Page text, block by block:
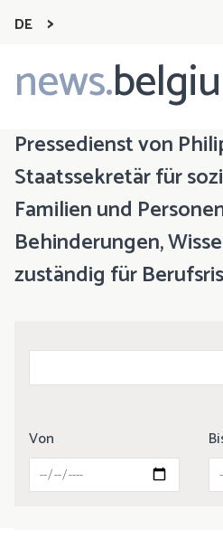
DE
news.
Main
navigation
Pressedienst von
Staatssekretär für
Familien und
Behinderungen,
zuständig für
Von